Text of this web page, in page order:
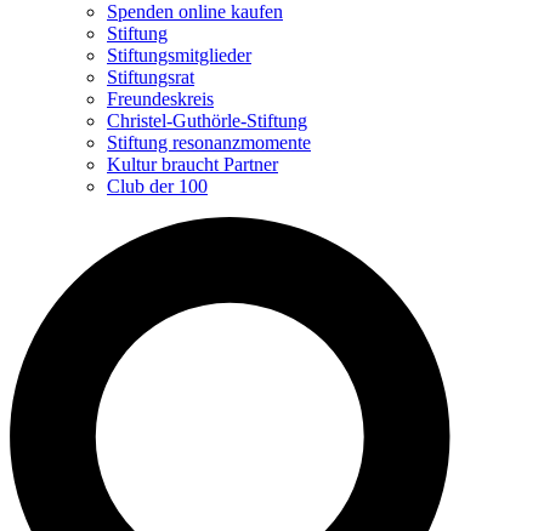
Spenden online kaufen
Stiftung
Stiftungsmitglieder
Stiftungsrat
Freundeskreis
Christel-Guthörle-Stiftung
Stiftung resonanzmomente
Kultur braucht Partner
Club der 100